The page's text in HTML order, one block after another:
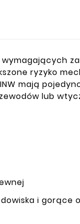
ryzyko
mają
lub
i gorące